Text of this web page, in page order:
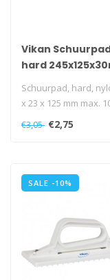
Vikan
hard
Schuurpad, hard,
x 23 x 125 mm max.
€3,05 €2,75
SALE -10%